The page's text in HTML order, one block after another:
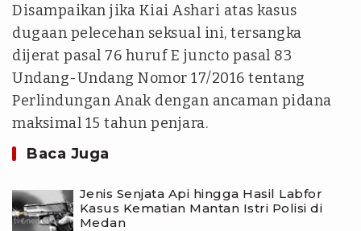
Disampaikan jika Kiai Ashari atas kasus
dugaan pelecehan seksual ini, tersangka
dijerat pasal 76 huruf E juncto pasal 83
Undang-Undang Nomor 17/2016 tentang
Perlindungan Anak dengan ancaman pidana
maksimal 15 tahun penjara.
Baca Juga
Jenis Senjata Api hingga Hasil Labfor
Kasus Kematian Mantan Istri Polisi di
Medan